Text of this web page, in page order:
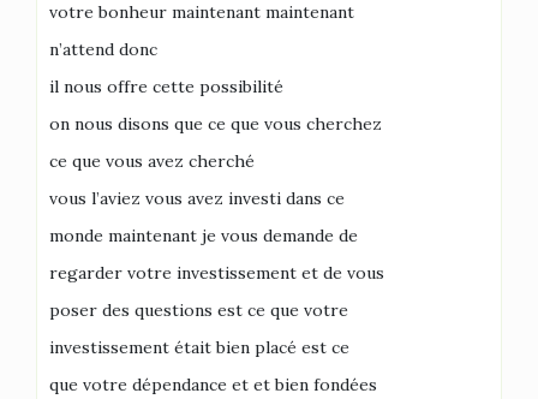
votre bonheur maintenant maintenant
n’attend donc
il nous offre cette possibilité
on nous disons que ce que vous cherchez
ce que vous avez cherché
vous l’aviez vous avez investi dans ce
monde maintenant je vous demande de
regarder votre investissement et de vous
poser des questions est ce que votre
investissement était bien placé est ce
que votre dépendance et et bien fondées